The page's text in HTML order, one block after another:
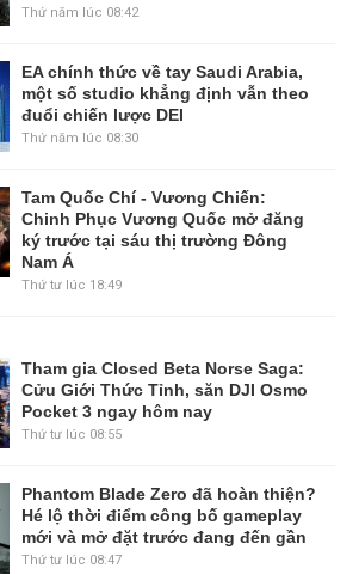
Thứ năm lúc 08:42
EA chính thức về tay Saudi Arabia,
một số studio khẳng định vẫn theo
đuổi chiến lược DEI
Thứ năm lúc 08:30
Tam Quốc Chí - Vương Chiến:
Chinh Phục Vương Quốc mở đăng
ký trước tại sáu thị trường Đông
Nam Á
Thứ tư lúc 18:49
Tham gia Closed Beta Norse Saga:
Cửu Giới Thức Tỉnh, săn DJI Osmo
Pocket 3 ngay hôm nay
Thứ tư lúc 08:55
Phantom Blade Zero đã hoàn thiện?
Hé lộ thời điểm công bố gameplay
mới và mở đặt trước đang đến gần
Thứ tư lúc 08:47